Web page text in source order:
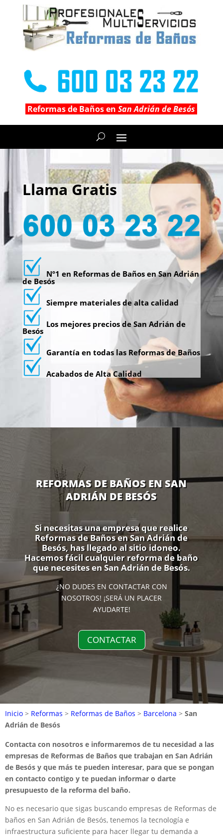
Reformas de Baños enSan Adrián de Besós
Llama Gratis
Nº1 en Reformas de Baños en San Adrián
de Besós
Siempre materiales de alta calidad
Los mejores precios de San Adrián de
Besós
Garantía en todas las Reformas de Baños
Acabados de Alta Calidad
REFORMAS DE BAÑOS EN SAN
ADRIÁN DE BESÓS
Si necesitas una empresa que realice
Reformas de Baños en San Adrián de
Besós, has llegado al sitio idoneo.
Hacemos fácil cualquier reforma de baño
que necesites en San Adrián de Besós.
¿NO DUDES EN CONTACTAR CON
NOSOTROS! ¡SERÁ UN PLACER
AYUDARTE!
CONTACTAR
Inicio > Reformas > Reformas de Baños > Barcelona > San
Adrián de Besós
Contacta con nosotros e informaremos de tu necesidad a las
empresas de Reformas de Baños que trabajan en San Adrián
de Besós y que más te pueden interesar, para que se pongan
en contacto contigo y te puedan informar o darte
presupuesto de la reforma del baño.
No es necesario que sigas buscando empresas de Reformas de
baños en San Adrián de Besós, tenemos la tecnología e
infraestructura suficiente para hacer llegar tu demanda a